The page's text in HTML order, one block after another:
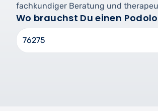
fachkundiger Beratung und
Wo brauchst Du einen